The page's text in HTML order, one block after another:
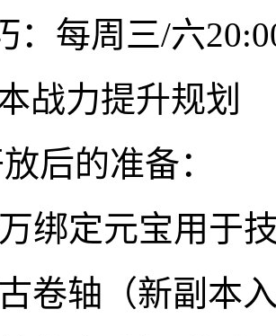
：每周三/六
战力提升规划
后的准备：
绑定元宝用于
卷轴（新副本